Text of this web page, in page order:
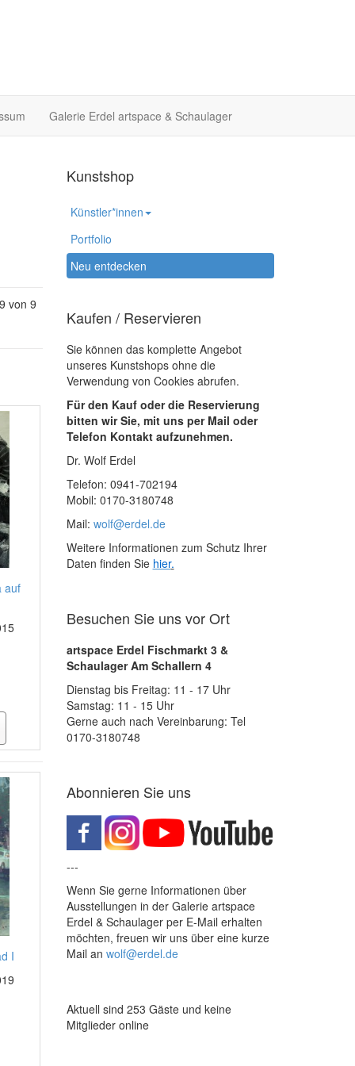
Galerie Erdel artspace & Schaulager
von 9
auf
I
Kunstshop
Künstler*innen
Portfolio
Neu entdecken
Kaufen / Reservieren
Sie können das komplette Angebot
unseres Kunstshops ohne die
Verwendung von Cookies abrufen.
Für den Kauf oder die Reservierung
bitten wir Sie, mit uns per Mail oder
Telefon Kontakt aufzunehmen.
Dr. Wolf Erdel
Telefon: 0941-702194
Mobil: 0170-3180748
Mail: wolf@erdel.de
Weitere Informationen zum Schutz Ihrer
Daten finden Sie hier.
Besuchen Sie uns vor Ort
artspace Erdel Fischmarkt 3 &
Schaulager Am Schallern 4
Dienstag bis Freitag: 11 - 17 Uhr
Samstag: 11 - 15 Uhr
Gerne auch nach Vereinbarung: Tel
0170-3180748
Abonnieren Sie uns
---
Wenn Sie gerne Informationen über
Ausstellungen in der Galerie artspace
Erdel & Schaulager per E-Mail erhalten
möchten, freuen wir uns über eine kurze
Mail an wolf@erdel.de
Aktuell sind 253 Gäste und keine
Mitglieder online